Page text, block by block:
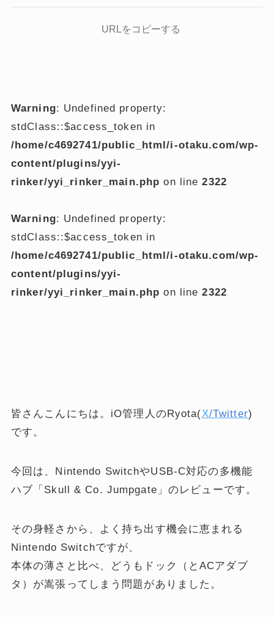
URLをコピーする
Warning: Undefined property:
stdClass::$access_token in
/home/c4692741/public_html/i-otaku.com/wp-
content/plugins/yyi-
rinker/yyi_rinker_main.php on line2322
Warning: Undefined property:
stdClass::$access_token in
/home/c4692741/public_html/i-otaku.com/wp-
content/plugins/yyi-
rinker/yyi_rinker_main.php on line2322
皆さんこんにちは。iO管理人のRyota(X/Twitter)
です。
今回は、Nintendo SwitchやUSB-C対応の多機能
ハブ「Skull & Co. Jumpgate」のレビューです。
その身軽さから、よく持ち出す機会に恵まれる
Nintendo Switchですが、
本体の薄さと比べ、どうもドック（とACアダプ
タ）が嵩張ってしまう問題がありました。